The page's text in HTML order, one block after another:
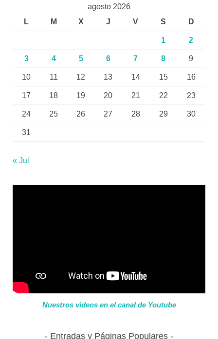
agosto 2026
L
M X J V S D
1 2
3 4 5 6 7 8 9
10 11 12 13 14 15 16
17 18 19 20 21 22 23
24 25 26 27 28 29 30
31
« Jul
Nuestros videos en el canal de Youtube
Entradas y Páginas Populares